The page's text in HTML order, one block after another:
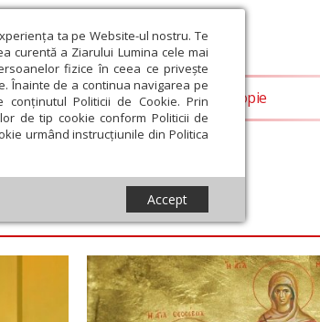
ta pe Website-ul nostru. Te
curentă a Ziarului Lumina cele mai
fizice în ceea ce privește
Înainte de a continua navigarea pe
Politicii de Cookie. Prin
de tip cookie conform Politicii de
urmând instrucțiunile din Politica
Accept
Societate Opinii Filantropie